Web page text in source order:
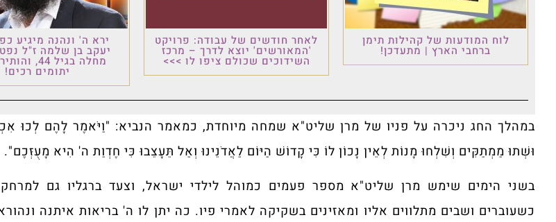
לוח המודעות של קהילות תימן
ברחבי הארץ | מתעדכן!
לאחר חודשים של עבודה: פרויקט
'המאורשים' יוצא לדרך – מרכז
השידוכים שכולם ציפו לו >>>
ירא ה' ונהנה מיגיע
יעקב בן שלמה ז"ל
מחלה בגיל 44,
יתומים רכים!
במהלך החג ניכרה על פניו של מרן שליט"א שמחה מיוחדת, כמאמר הנביא: "וַיֹּאמֶר לָהֶם לְכוּ
וּשְׁתוּ מַמְתַקִּים וְשִׁלְחוּ מָנוֹת לְאֵין נָכוֹן לוֹ כִּי קָדוֹשׁ הַיּוֹם לַאֲדֹנֵינוּ וְאַל תֵּעָצֵבוּ כִּי חֶדְוַת ה' הִיא מָעֻזְּכֶם".
בשני הימים שימש מרן שליט"א מספר פעמים כמוהל לילדי ישראל, וצעד ברגליו גם
כשעוברים ושבים מתלווים אליו ומאזינים בשקיקה לאמרי פיו. כה יתן לו ה' בריאות איתנה